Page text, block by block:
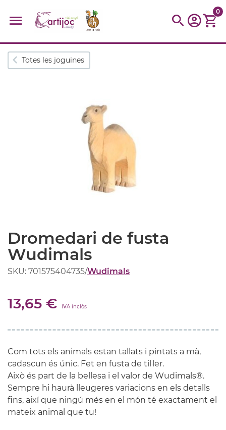
Cerques populars
0
Totes les joguines
Dromedari de fusta
Wudimals
SKU: 701575404735/Wudimals
13,65 € IVA inclòs
Com tots els animals estan tallats i pintats a mà,
cadascun és únic. Fet en fusta de til·ler.
Això és part de la bellesa i el valor de Wudimals®.
Sempre hi haurà lleugeres variacions en els detalls
fins, així que ningú més en el món té exactament el
mateix animal que tu!